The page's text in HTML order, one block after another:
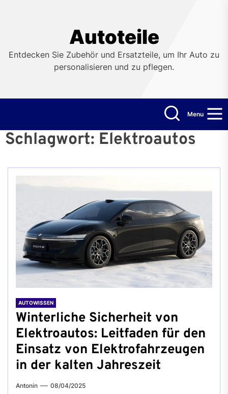
Autoteile
Entdecken Sie Zubehör und Ersatzteile, um Ihr Auto zu
personalisieren und zu pflegen.
Menu
Schlagwort: Elektroautos
AUTOWISSEN
Winterliche Sicherheit von
Elektroautos: Leitfaden für den
Einsatz von Elektrofahrzeugen
in der kalten Jahreszeit
Antonin 08/04/2025